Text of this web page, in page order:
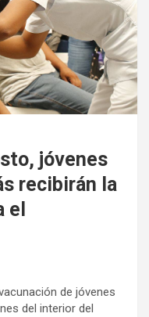
jóvenes
recibirán la
el
de jóvenes
del interior del